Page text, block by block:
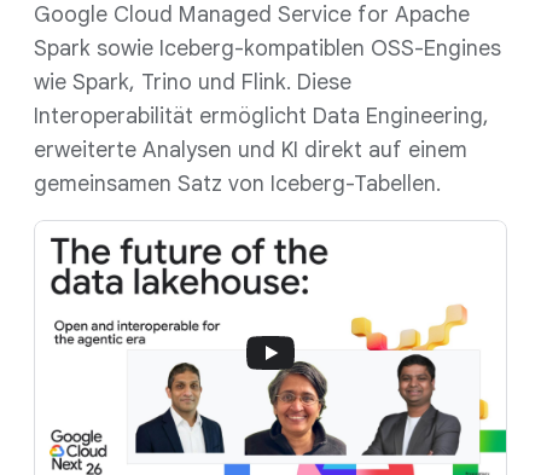
Google Cloud Managed Service for Apache
Spark sowie Iceberg-kompatiblen OSS-Engines
wie Spark, Trino und Flink. Diese
Interoperabilität ermöglicht Data Engineering,
erweiterte Analysen und KI direkt auf einem
gemeinsamen Satz von Iceberg-Tabellen.